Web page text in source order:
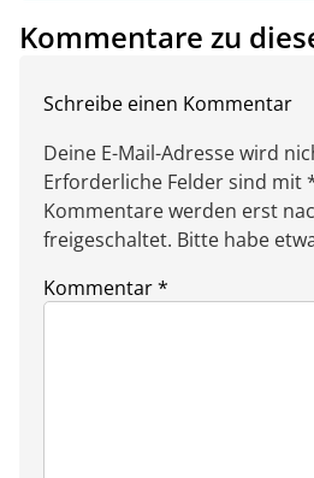
Kommentare zu
Schreibe einen Kommentar
Deine E-Mail-Adresse wird
Erforderliche Felder sind mit
Kommentare werden erst
freigeschaltet. Bitte habe
Kommentar*